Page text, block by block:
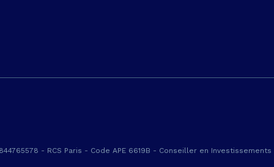
- RCS Paris - Code APE 6619B - Conseiller en